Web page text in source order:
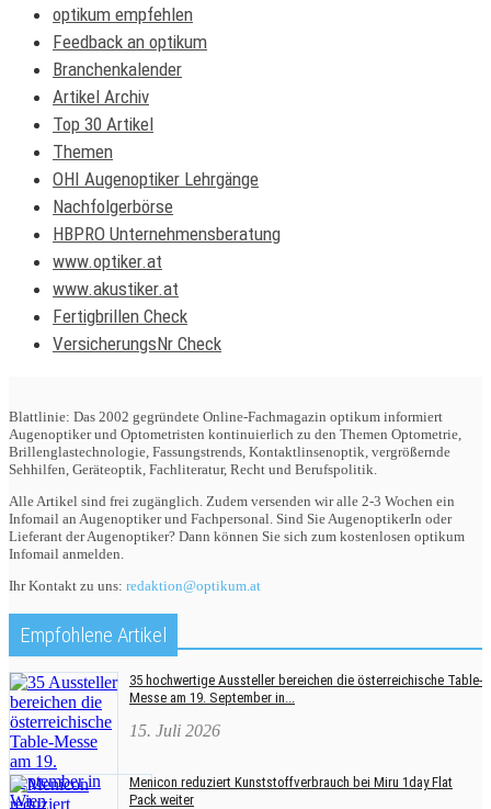
optikum empfehlen
Feedback an optikum
Branchenkalender
Artikel Archiv
Top 30 Artikel
Themen
OHI Augenoptiker Lehrgänge
Nachfolgerbörse
HBPRO Unternehmensberatung
www.optiker.at
www.akustiker.at
Fertigbrillen Check
VersicherungsNr Check
Blattlinie: Das 2002 gegründete Online-Fachmagazin optikum informiert
Augenoptiker und Optometristen kontinuierlich zu den Themen Optometrie,
Brillenglastechnologie, Fassungstrends, Kontaktlinsenoptik, vergrößernde
Sehhilfen, Geräteoptik, Fachliteratur, Recht und Berufspolitik.
Alle Artikel sind frei zugänglich. Zudem versenden wir alle 2-3 Wochen ein
Infomail an Augenoptiker und Fachpersonal. Sind Sie AugenoptikerIn oder
Lieferant der Augenoptiker? Dann können Sie sich zum kostenlosen optikum
Infomail anmelden.
Ihr Kontakt zu uns: redaktion@optikum.at
Empfohlene Artikel
35 hochwertige Aussteller bereichen die österreichische Table-
Messe am 19. September in...
15. Juli 2026
Menicon reduziert Kunststoffverbrauch bei Miru 1day Flat
Pack weiter